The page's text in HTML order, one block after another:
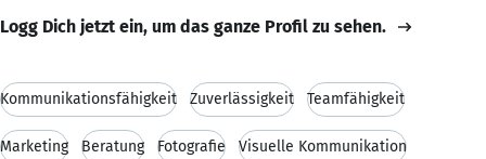
Logg Dich jetzt ein, um das ganze Profil zu sehen.
Kommunikationsfähigkeit Zuverlässigkeit Teamfähigkeit
Marketing Beratung Fotografie Visuelle Kommunikation